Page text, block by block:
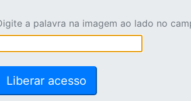
a palavra na imagem ao lado no